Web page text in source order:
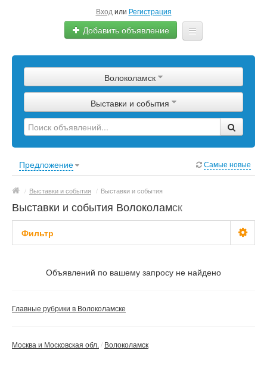
Вход или Регистрация
Добавить объявление
Сырье
Изделия
Оборудование
Волоколамск
Выставки и события
Предложение Самые новые
/ Выставки и события / Выставки и события
Выставки и события Волоколамск
Фильтр
Не важно
Частные
Объявлений по вашему запросу не найдено
Главные рубрики в Волоколамске
Москва и Московская обл. Волоколамск